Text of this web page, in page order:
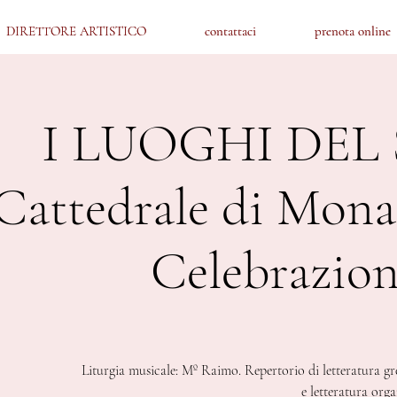
DIRETTORE ARTISTICO contattaci prenota online
DIRETTORE ARTISTICO contattaci prenota online
I LUOGHI DEL
di
Liturgia musicale: Mº Raimo. Repertorio di letteratura
e letteratura